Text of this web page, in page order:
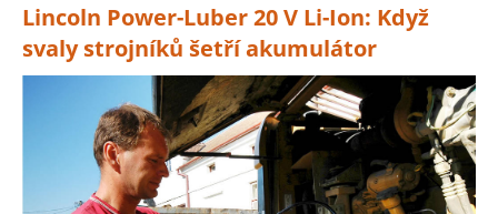
Lincoln Power-Luber 20 V Li-Ion: Když
svaly strojníků šetří akumulátor